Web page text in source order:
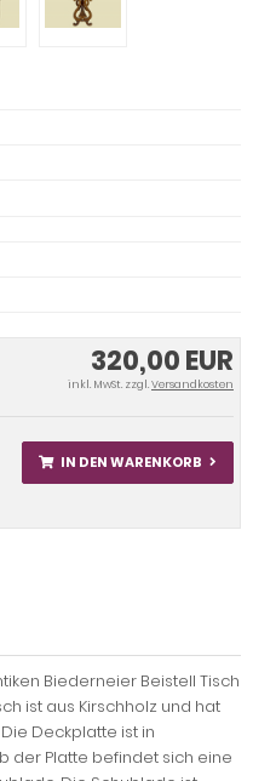
320,00 EUR
inkl. MwSt. zzgl.Versandkosten
IN DEN WARENKORB
Biederneier Beistell Tisch
ist aus Kirschholz und hat
Deckplatte ist in
der Platte befindet sich eine